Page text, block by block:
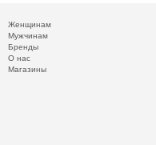
Женщинам
Мужчинам
Бренды
О нас
Магазины